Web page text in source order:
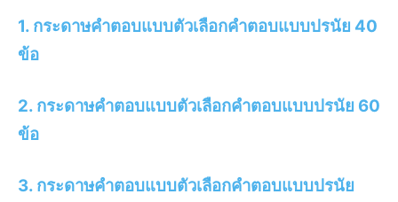
1. กระดาษคำตอบแบบตัวเลือกคำตอบแบบปรนัย 40
ข้อ
2. กระดาษคำตอบแบบตัวเลือกคำตอบแบบปรนัย 60
ข้อ
3. กระดาษคำตอบแบบตัวเลือกคำตอบแบบปรนัย